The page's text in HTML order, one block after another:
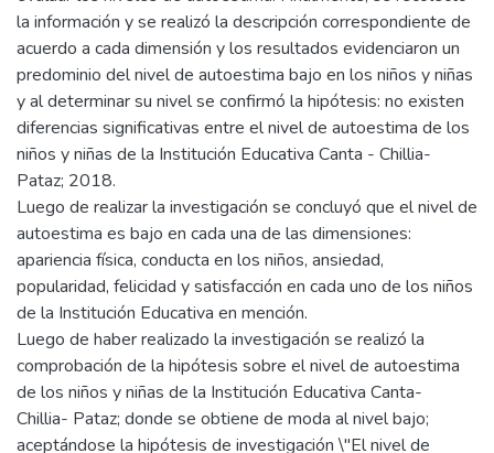
la información y se realizó la descripción correspondiente de
acuerdo a cada dimensión y los resultados evidenciaron un
predominio del nivel de autoestima bajo en los niños y niñas
y al determinar su nivel se confirmó la hipótesis: no existen
diferencias significativas entre el nivel de autoestima de los
niños y niñas de la Institución Educativa Canta - Chillia-
Pataz; 2018.
Luego de realizar la investigación se concluyó que el nivel de
autoestima es bajo en cada una de las dimensiones:
apariencia física, conducta en los niños, ansiedad,
popularidad, felicidad y satisfacción en cada uno de los niños
de la Institución Educativa en mención.
Luego de haber realizado la investigación se realizó la
comprobación de la hipótesis sobre el nivel de autoestima
de los niños y niñas de la Institución Educativa Canta-
Chillia- Pataz; donde se obtiene de moda al nivel bajo;
aceptándose la hipótesis de investigación \"El nivel de